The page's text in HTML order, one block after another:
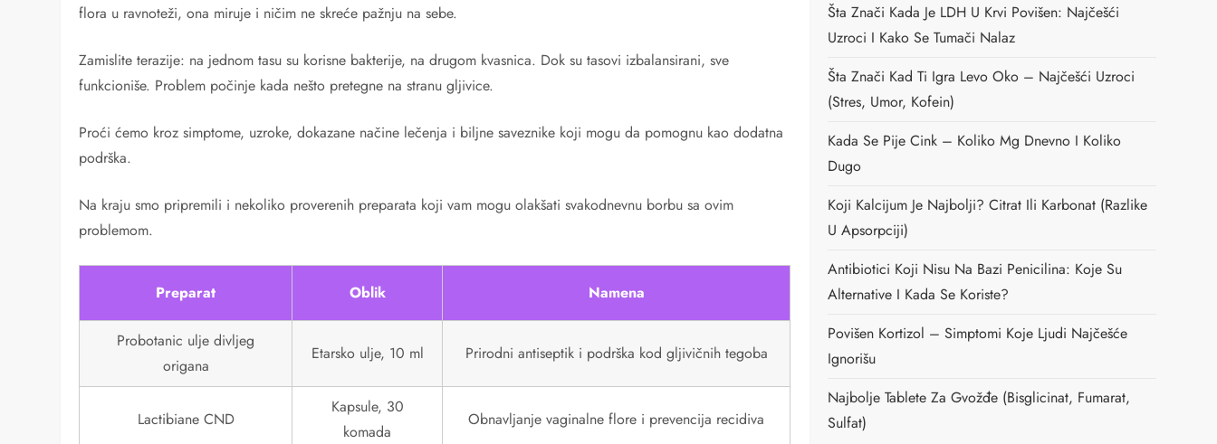
flora u ravnoteži, ona miruje i ničim ne skreće pažnju na sebe.
Zamislite terazije: na jednom tasu su korisne bakterije, na drugom kvasnica. Dok su tasovi izbalansirani, sve
funkcioniše. Problem počinje kada nešto pretegne na stranu gljivice.
Proći ćemo kroz simptome, uzroke, dokazane načine lečenja i biljne saveznike koji mogu da pomognu kao dodatna
podrška.
Na kraju smo pripremili i nekoliko proverenih preparata koji vam mogu olakšati svakodnevnu borbu sa ovim
problemom.
Preparat Oblik Namena
Probotanic ulje divljeg
origana
Etarsko ulje, 10 ml Prirodni antiseptik i podrška kod gljivičnih tegoba
Lactibiane CND
Kapsule, 30
komada
Obnavljanje vaginalne flore i prevencija recidiva
Šta Znači Kada Je LDH U Krvi Povišen: Najčešći
Uzroci I Kako Se Tumači Nalaz
Šta Znači Kad Ti Igra Levo Oko – Najčešći Uzroci
(stres, Umor, Kofein)
Kada Se Pije Cink – Koliko Mg Dnevno I Koliko
Dugo
Koji Kalcijum Je Najbolji? Citrat Ili Karbonat (razlike
U Apsorpciji)
Antibiotici Koji Nisu Na Bazi Penicilina: Koje Su
Alternative I Kada Se Koriste?
Povišen Kortizol – Simptomi Koje Ljudi Najčešće
Ignorišu
Najbolje Tablete Za Gvožđe (bisglicinat, Fumarat,
Sulfat)